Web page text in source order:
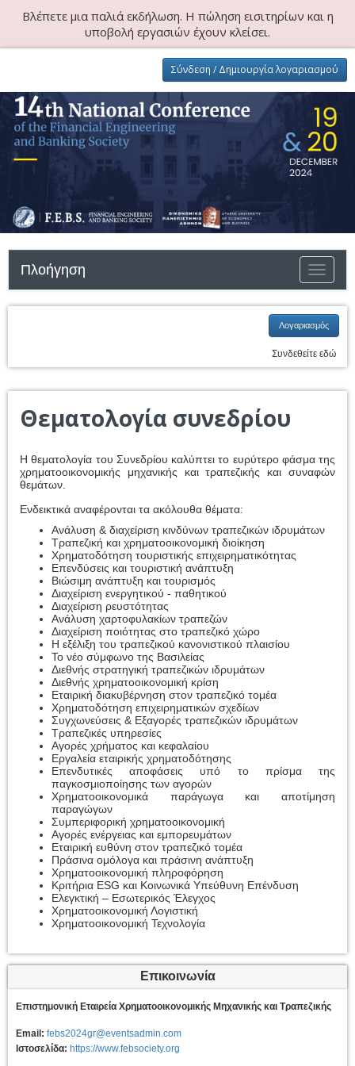
Βλέπετε μια παλιά εκδήλωση. Η πώληση εισιτηρίων και η
υποβολή εργασιών έχουν κλείσει.
Σύνδεση / Δημιουργία λογαριασμού
Πλοήγηση
Λογαριασμός
Συνδεθείτε εδώ
Θεματολογία συνεδρίου
Η θεματολογία του Συνεδρίου καλύπτει το ευρύτερο φάσμα της
χρηματοοικονομικής μηχανικής και τραπεζικής και συναφών
θεμάτων.
Ενδεικτικά αναφέρονται τα ακόλουθα θέματα:
Ανάλυση & διαχείριση κινδύνων τραπεζικών ιδρυμάτων
Τραπεζική και χρηματοοικονομική διοίκηση
Χρηματοδότηση τουριστικής επιχειρηματικότητας
Επενδύσεις και τουριστική ανάπτυξη
Βιώσιμη ανάπτυξη και τουρισμός
Διαχείριση ενεργητικού - παθητικού
Διαχείριση ρευστότητας
Ανάλυση χαρτοφυλακίων τραπεζών
Διαχείριση ποιότητας στο τραπεζικό χώρο
Η εξέλιξη του τραπεζικού κανονιστικού πλαισίου
Το νέο σύμφωνο της Βασιλείας
Διεθνής στρατηγική τραπεζικών ιδρυμάτων
Διεθνής χρηματοοικονομική κρίση
Εταιρική διακυβέρνηση στον τραπεζικό τομέα
Χρηματοδότηση επιχειρηματικών σχεδίων
Συγχωνεύσεις & Εξαγορές τραπεζικών ιδρυμάτων
Τραπεζικές υπηρεσίες
Αγορές χρήματος και κεφαλαίου
Εργαλεία εταιρικής χρηματοδότησης
Επενδυτικές αποφάσεις υπό το πρίσμα της
παγκοσμιοποίησης των αγορών
Χρηματοοικονομικά παράγωγα και αποτίμηση
παραγώγων
Συμπεριφορική χρηματοοικονομική
Αγορές ενέργειας και εμπορευμάτων
Εταιρική ευθύνη στον τραπεζικό τομέα
Πράσινα ομόλογα και πράσινη ανάπτυξη
Χρηματοοικονομική πληροφόρηση
Κριτήρια ESG και Κοινωνικά Υπεύθυνη Επένδυση
Ελεγκτική – Εσωτερικός Έλεγχος
Χρηματοοικονομική Λογιστική
Χρηματοοικονομική Τεχνολογία
Επικοινωνία
Επιστημονική Εταιρεία Χρηματοοικονομικής Μηχανικής και Τραπεζικής
Email: febs2024gr@eventsadmin.com
Ιστοσελίδα: https://www.febsociety.org